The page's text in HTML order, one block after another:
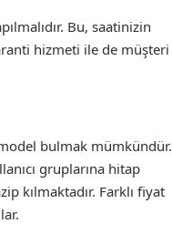
Bu, saatinizin
hizmeti ile de müşteri
bulmak mümkündür.
gruplarına hitap
kılmaktadır. Farklı fiyat